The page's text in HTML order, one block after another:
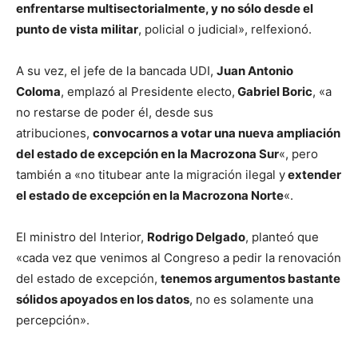
enfrentarse multisectorialmente, y no sólo desde el
punto de vista militar, policial o judicial», relfexionó.
A su vez, el jefe de la bancada UDI, Juan Antonio
Coloma, emplazó al Presidente electo, Gabriel Boric, «a
no restarse de poder él, desde sus
atribuciones, convocarnos a votar una nueva ampliación
del estado de excepción en la Macrozona Sur«, pero
también a «no titubear ante la migración ilegal yextender
el estado de excepción en la Macrozona Norte«.
El ministro del Interior, Rodrigo Delgado, planteó que
«cada vez que venimos al Congreso a pedir la renovación
del estado de excepción, tenemos argumentos bastante
sólidos apoyados en los datos, no es solamente una
percepción».